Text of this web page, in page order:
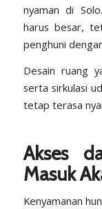
nyaman di
harus besar,
penghuni
Desain ruang
serta sirkulasi
tetap terasa
Akses
Masuk
Kenyamanan